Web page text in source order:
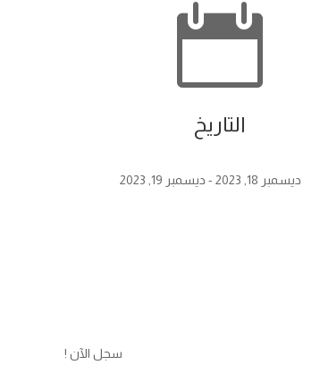

التاريخ
ديسمبر 18, 2023 - ديسمبر 19, 2023
سجل الآن !